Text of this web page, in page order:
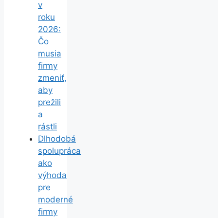
v
roku
2026:
Čo
musia
firmy
zmeniť,
aby
prežili
a
rástli
Dlhodobá
spolupráca
ako
výhoda
pre
moderné
firmy